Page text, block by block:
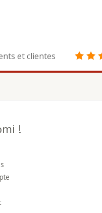
et clientes
!